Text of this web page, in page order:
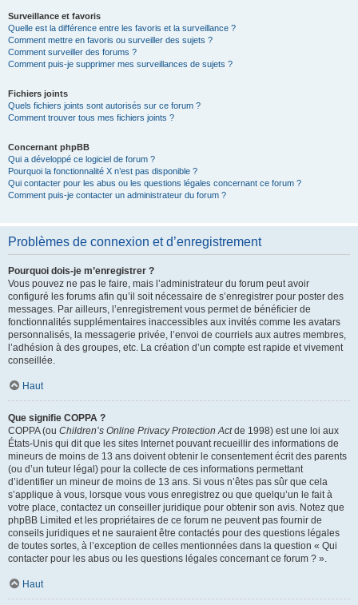
Surveillance et favoris
Quelle est la différence entre les favoris et la surveillance ?
Comment mettre en favoris ou surveiller des sujets ?
Comment surveiller des forums ?
Comment puis-je supprimer mes surveillances de sujets ?
Fichiers joints
Quels fichiers joints sont autorisés sur ce forum ?
Comment trouver tous mes fichiers joints ?
Concernant phpBB
Qui a développé ce logiciel de forum ?
Pourquoi la fonctionnalité X n’est pas disponible ?
Qui contacter pour les abus ou les questions légales concernant ce forum ?
Comment puis-je contacter un administrateur du forum ?
Problèmes de connexion et d’enregistrement
Pourquoi dois-je m’enregistrer ?
Vous pouvez ne pas le faire, mais l’administrateur du forum peut avoir
configuré les forums afin qu’il soit nécessaire de s’enregistrer pour poster des
messages. Par ailleurs, l’enregistrement vous permet de bénéficier de
fonctionnalités supplémentaires inaccessibles aux invités comme les avatars
personnalisés, la messagerie privée, l’envoi de courriels aux autres membres,
l’adhésion à des groupes, etc. La création d’un compte est rapide et vivement
conseillée.
Haut
Que signifie COPPA ?
COPPA (ou Children’s Online Privacy Protection Actde 1998) est une loi aux
États-Unis qui dit que les sites Internet pouvant recueillir des informations de
mineurs de moins de 13 ans doivent obtenir le consentement écrit des parents
(ou d’un tuteur légal) pour la collecte de ces informations permettant
d’identifier un mineur de moins de 13 ans. Si vous n’êtes pas sûr que cela
s’applique à vous, lorsque vous vous enregistrez ou que quelqu’un le fait à
votre place, contactez un conseiller juridique pour obtenir son avis. Notez que
phpBB Limited et les propriétaires de ce forum ne peuvent pas fournir de
conseils juridiques et ne sauraient être contactés pour des questions légales
de toutes sortes, à l’exception de celles mentionnées dans la question « Qui
contacter pour les abus ou les questions légales concernant ce forum ? ».
Haut